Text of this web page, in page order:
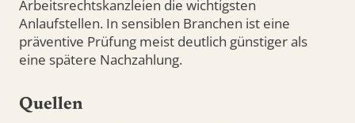
Arbeitsrechtskanzleien die wichtigsten
Anlaufstellen. In sensiblen Branchen ist eine
präventive Prüfung meist deutlich günstiger als
eine spätere Nachzahlung.
Quellen